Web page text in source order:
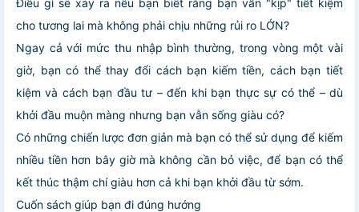
cho tương lai mà không phải chịu những rủi ro LỚN?
Ngay cả với mức thu nhập bình thường, trong vòng một vài
giờ, bạn có thể thay đổi cách bạn kiếm tiền, cách bạn tiết
kiệm và cách bạn đầu tư – đến khi bạn thực sự có thể – dù
khởi đầu muộn màng nhưng bạn vẫn sống giàu có?
Có những chiến lược đơn giản mà bạn có thể sử dụng để kiếm
nhiều tiền hơn bây giờ mà không cần bỏ việc, để bạn có thể
kết thúc thậm chí giàu hơn cả khi bạn khởi đầu từ sớm.
Cuốn sách giúp bạn đi đúng hướng